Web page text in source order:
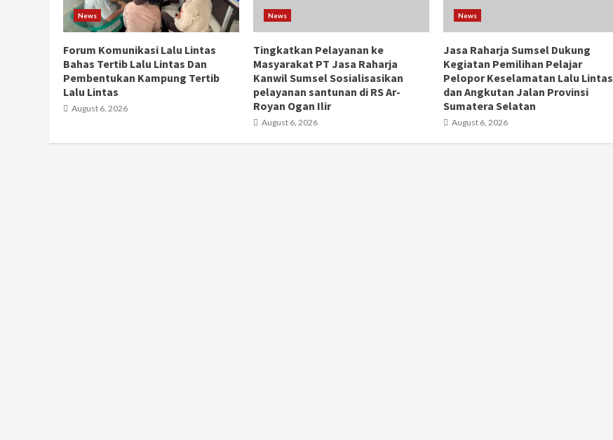
News
Forum Komunikasi Lalu Lintas
Bahas Tertib Lalu Lintas Dan
Pembentukan Kampung Tertib
Lalu Lintas
August 6, 2026
News
Tingkatkan Pelayanan ke
Masyarakat PT Jasa Raharja
Kanwil Sumsel Sosialisasikan
pelayanan santunan di RS Ar-
Royan Ogan Ilir
August 6, 2026
News
Jasa Raharja Sumsel Dukung
Kegiatan Pemilihan Pelajar
Pelopor Keselamatan Lalu Lintas
dan Angkutan Jalan Provinsi
Sumatera Selatan
August 6, 2026